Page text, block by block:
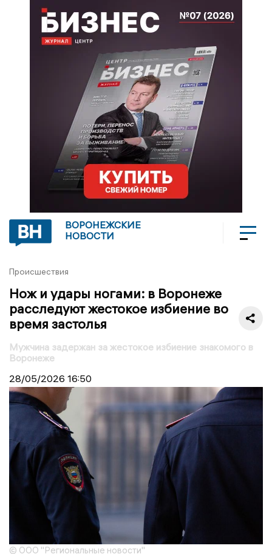
ВОРОНЕЖСКИЕ
НОВОСТИ
Происшествия
Нож и удары ногами: в Воронеже
расследуют жестокое избиение во
время застолья
Мужчина задержан за жестокое избиение знакомого в
Воронеже
28/05/2026 16:50
© ООО "Региональные новости"